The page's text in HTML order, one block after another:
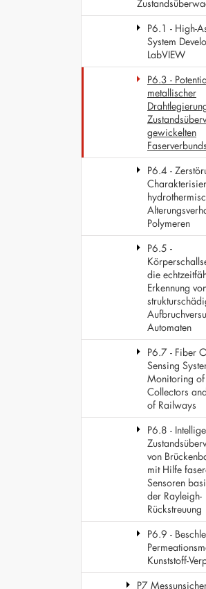
P6.1 - High-
System
LabVIEW
P6.3 -
metallischer
gewickelten
P6.4 -
Polymeren
P6.5 -
die
Erkennung
Automaten
P6.7 - Fiber
Sensing
Monitoring of
Collectors
of Railways
P6.8 -
von
mit Hilfe
Sensoren
der Rayleigh-
Rückstreuung
P6.9 -
Kunststoff-
P7